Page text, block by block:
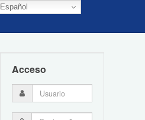
Español
Acceso